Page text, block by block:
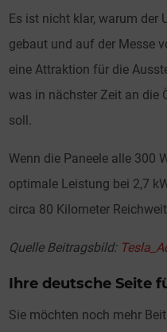
Es ist nicht klar, warum der
gebaut und auf der Messe
eine Attraktion für die
was in nächster Zeit an die
soll.
Wenn die Paneele alle 300
optimale Leistung bei 2,7
circa 80 Kilometer
Quelle Beitragsbild:
Ihre deutsche Seite
Sie möchten noch mehr